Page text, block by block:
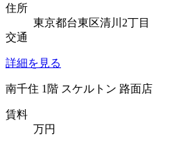
住所
東京都台東区清川2丁目
交通
詳細を見る
南千住 1階 スケルトン 路面店
賃料
万円